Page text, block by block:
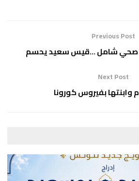
Previous Post
صحي شامل …قيس سعيد يحسم
Next Post
وابنتها بفيروس كورونا